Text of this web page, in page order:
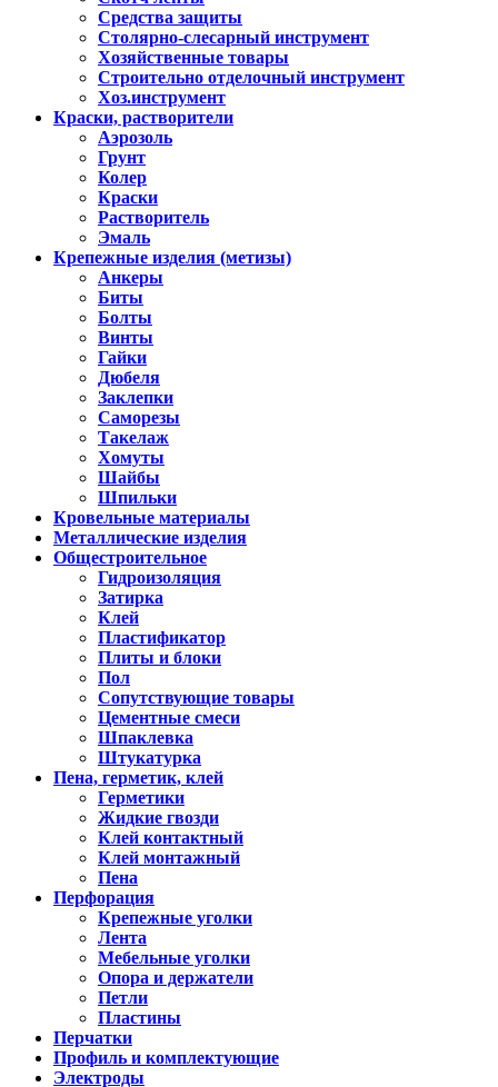
Средства защиты
Столярно-слесарный инструмент
Хозяйственные товары
Строительно отделочный инструмент
Хоз.инструмент
Краски, растворители
Аэрозоль
Грунт
Колер
Краски
Растворитель
Эмаль
Крепежные изделия (метизы)
Анкеры
Биты
Болты
Винты
Гайки
Дюбеля
Заклепки
Саморезы
Такелаж
Хомуты
Шайбы
Шпильки
Кровельные материалы
Металлические изделия
Общестроительное
Гидроизоляция
Затирка
Клей
Пластификатор
Плиты и блоки
Пол
Сопутствующие товары
Цементные смеси
Шпаклевка
Штукатурка
Пена, герметик, клей
Герметики
Жидкие гвозди
Клей контактный
Клей монтажный
Пена
Перфорация
Крепежные уголки
Лента
Мебельные уголки
Опора и держатели
Петли
Пластины
Перчатки
Профиль и комплектующие
Электроды